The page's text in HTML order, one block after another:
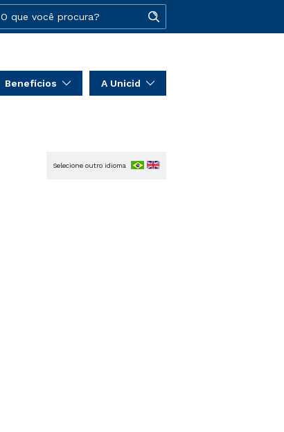
Benefícios A Unicid
Selecione outro idioma